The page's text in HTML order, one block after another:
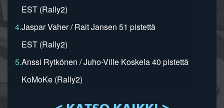
EST (Rally2)
4.Jaspar Vaher / Rait Jansen 51 pistettä
EST (Rally2)
5.Anssi Rytkönen / Juho-Ville Koskela 40 pistettä
KoMoKe (Rally2)